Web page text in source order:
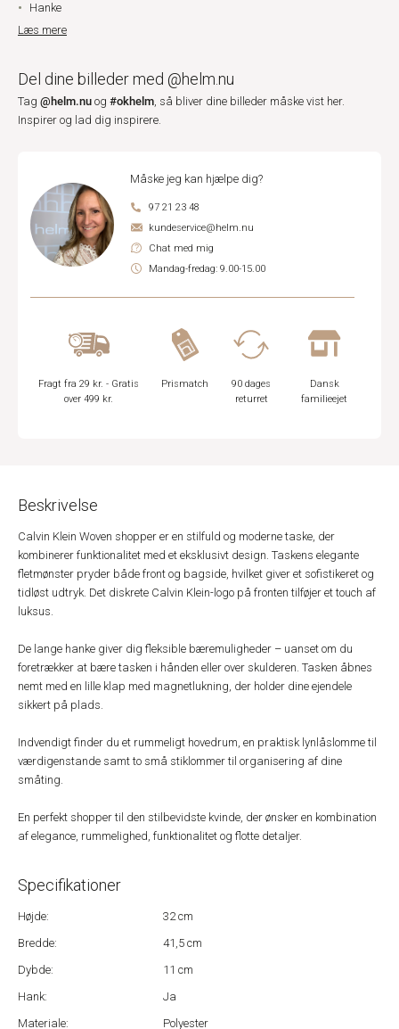
Hanke
Læs mere
Del dine billeder med @helm.nu
Tag @helm.nu og #okhelm, så bliver dine billeder måske vist her.
Inspirer og lad dig inspirere.
Måske jeg kan hjælpe dig?
97 21 23 48
kundeservice@helm.nu
Chat med mig
Mandag-fredag: 9.00-15.00
Fragt fra 29 kr. - Gratis
over 499 kr.
Prismatch
90 dages
returret
Dansk
familieejet
Beskrivelse
Calvin Klein Woven shopper er en stilfuld og moderne taske, der
kombinerer funktionalitet med et eksklusivt design. Taskens elegante
fletmønster pryder både front og bagside, hvilket giver et sofistikeret og
tidløst udtryk. Det diskrete Calvin Klein-logo på fronten tilføjer et touch af
luksus.
De lange hanke giver dig fleksible bæremuligheder – uanset om du
foretrækker at bære tasken i hånden eller over skulderen. Tasken åbnes
nemt med en lille klap med magnetlukning, der holder dine ejendele
sikkert på plads.
Indvendigt finder du et rummeligt hovedrum, en praktisk lynlåslomme til
værdigenstande samt to små stiklommer til organisering af dine
småting.
En perfekt shopper til den stilbevidste kvinde, der ønsker en kombination
af elegance, rummelighed, funktionalitet og flotte detaljer.
Specifikationer
Højde:
32 cm
Bredde:
41,5 cm
Dybde:
11 cm
Hank:
Ja
Materiale:
Polyester